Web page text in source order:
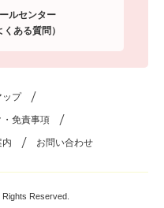
ルセンター
くある質問）
ップ
・免責事項
内 お問い合わせ
Reserved.